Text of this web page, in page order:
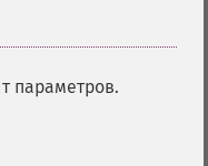
параметров.